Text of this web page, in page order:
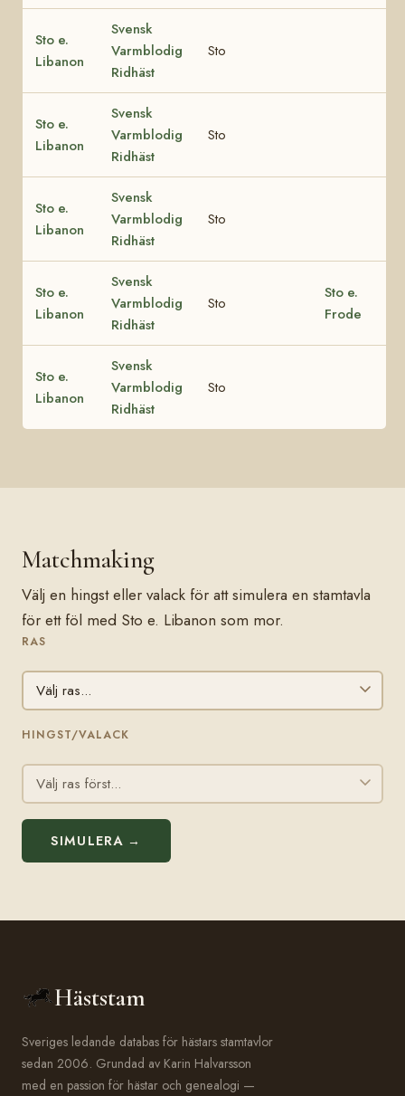
Sto e.
Libanon
Svensk
Varmblodig
Ridhäst
Sto
Sto e.
Libanon
Svensk
Varmblodig
Ridhäst
Sto
Sto e.
Libanon
Svensk
Varmblodig
Ridhäst
Sto
Sto e.
Libanon
Svensk
Varmblodig
Ridhäst
Sto
Sto e.
Frode
Sto e.
Libanon
Svensk
Varmblodig
Ridhäst
Sto
Matchmaking
Välj en hingst eller valack för att simulera en stamtavla
för ett föl med Sto e. Libanon som mor.
RAS
HINGST/VALACK
SIMULERA →
Häststam
Sveriges ledande databas för hästars stamtavlor
sedan 2006. Grundad av Karin Halvarsson
med en passion för hästar och genealogi —